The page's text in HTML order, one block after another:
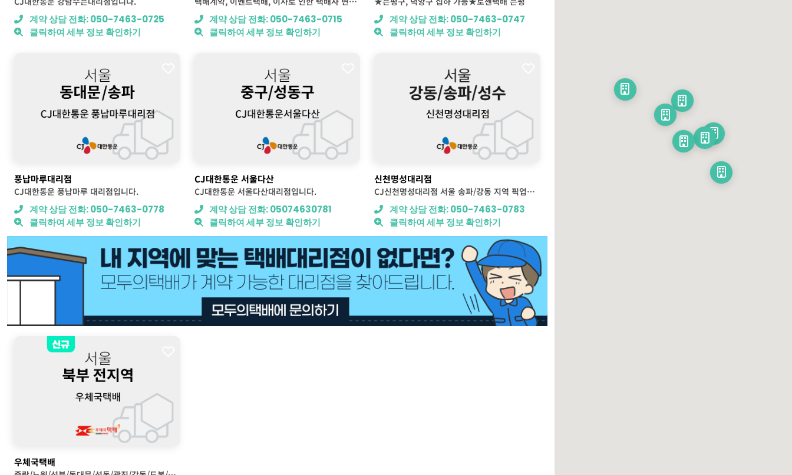
계약 상담 전화: 050-7463-0725
클릭하여 세부 정보 확인하기
계약 상담 전화: 050-7463-0715
클릭하여 세부 정보 확인하기
계약 상담 전화: 050-7463-0747
클릭하여 세부 정보 확인하기
풍납마루대리점
CJ대한통운 풍납마루 대리점입니다.
계약 상담 전화: 050-7463-0778
클릭하여 세부 정보 확인하기
CJ대한통운 서울다산
CJ대한통운 서울다산대리점입니다.
계약 상담 전화: 05074630781
클릭하여 세부 정보 확인하기
신천명성대리점
CJ신천명성대리점 서울 송파/강동 지역 픽업을 도와드립니다.
계약 상담 전화: 050-7463-0783
클릭하여 세부 정보 확인하기
우체국택배